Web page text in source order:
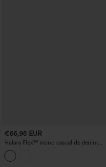
€66,95 EUR
Halara Flex™ mono casual de denim
lavado con mangas largas, cordón en la
cintura, pernera ancha y bolsillos —
Edición Easy Peezy